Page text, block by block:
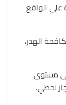
الواقع
الهدر،
مستوى
لحظي.